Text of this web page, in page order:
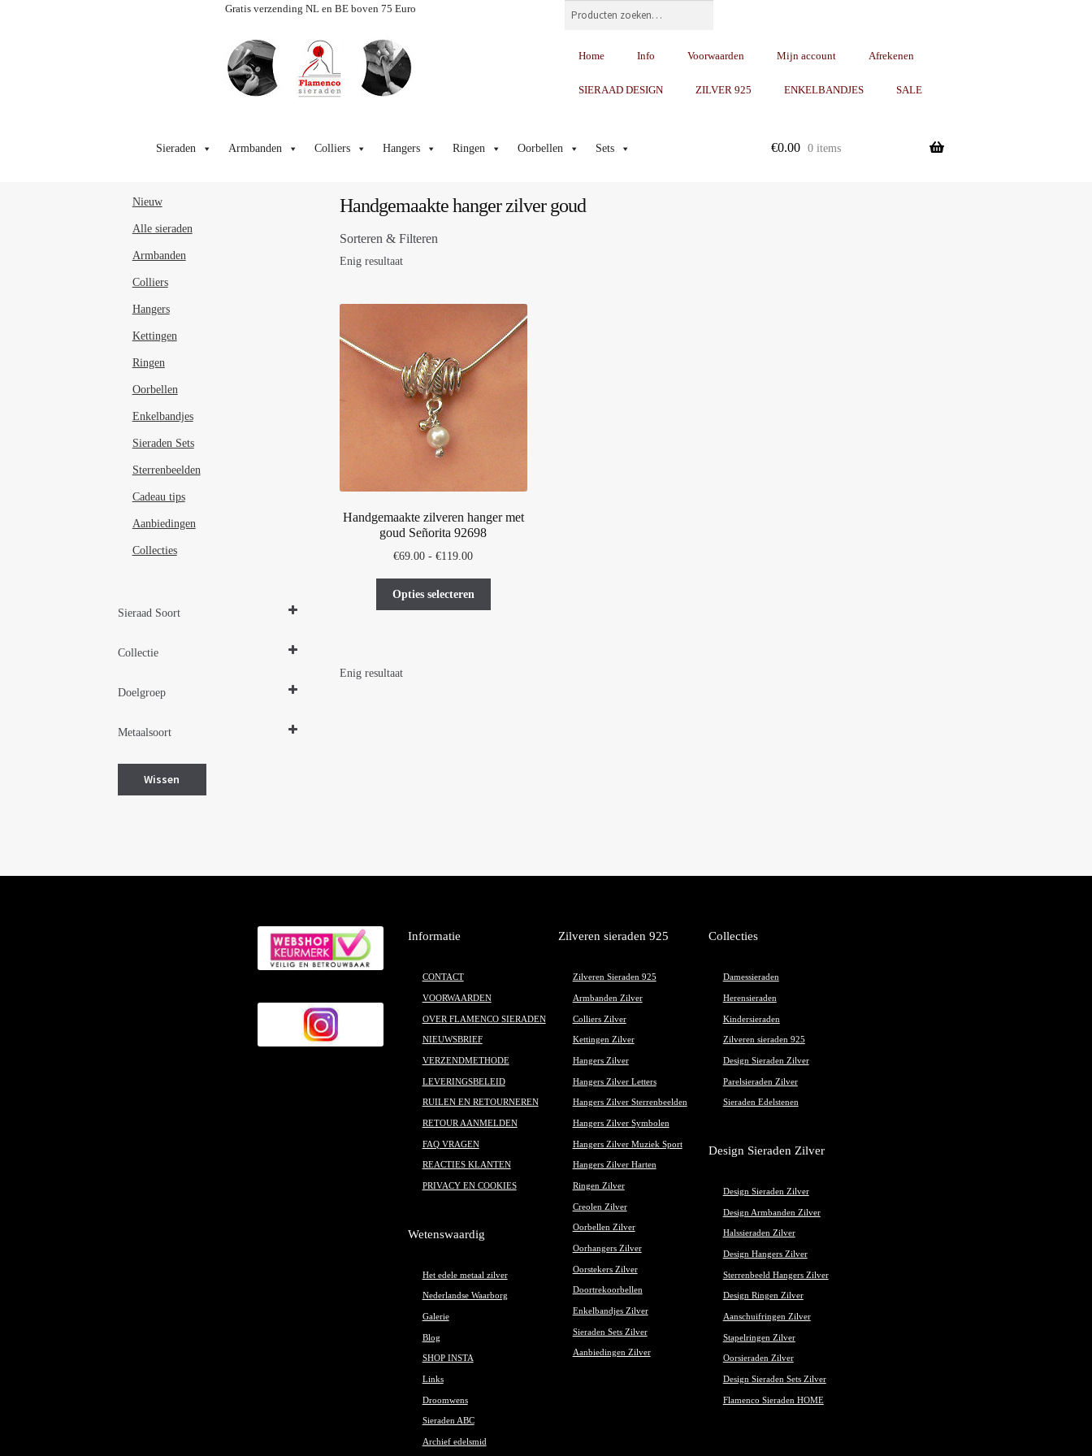
Gratis verzending NL en BE boven 75 Euro Zoeken
Home Info Voorwaarden Mijn account Afrekenen
SIERAAD DESIGN ZILVER 925 ENKELBANDJES SALE
door
naar
Sieraden Armbanden Colliers Hangers Ringen Oorbellen Sets €0.00 0 items
Handgemaakte hanger zilver goud
Sorteren & Filteren
Enig resultaat
Handgemaakte zilveren hanger met
goud Señorita 92698
€69.00 - €119.00Prijsklasse:
tot
€119.00
Opties selecteren
Enig resultaat
Nieuw
Alle sieraden
Armbanden
Colliers
Hangers
Kettingen
Ringen
Oorbellen
Enkelbandjes
Sieraden Sets
Sterrenbeelden
Cadeau tips
Aanbiedingen
Collecties
Sieraad Soort
Collectie
Parelsieraden Zilver
Doelgroep
Metaalsoort
Wissen
Informatie
CONTACT
VOORWAARDEN
OVER FLAMENCO SIERADEN
NIEUWSBRIEF
VERZENDMETHODE
LEVERINGSBELEID
RUILEN EN RETOURNEREN
RETOUR AANMELDEN
FAQ VRAGEN
REACTIES KLANTEN
PRIVACY EN COOKIES
Wetenswaardig
Het edele metaal zilver
Nederlandse Waarborg
Galerie
Blog
SHOP INSTA
Links
Droomwens
Sieraden ABC
Archief edelsmid
Zilveren sieraden 925
Zilveren Sieraden 925
Armbanden Zilver
Colliers Zilver
Kettingen Zilver
Hangers Zilver
Hangers Zilver Letters
Hangers Zilver Sterrenbeelden
Hangers Zilver Symbolen
Hangers Zilver Muziek Sport
Hangers Zilver Harten
Ringen Zilver
Creolen Zilver
Oorbellen Zilver
Oorhangers Zilver
Oorstekers Zilver
Doortrekoorbellen
Enkelbandjes Zilver
Sieraden Sets Zilver
Aanbiedingen Zilver
Collecties
Damessieraden
Herensieraden
Kindersieraden
Zilveren sieraden 925
Design Sieraden Zilver
Parelsieraden Zilver
Sieraden Edelstenen
Design Sieraden Zilver
Design Sieraden Zilver
Design Armbanden Zilver
Halssieraden Zilver
Design Hangers Zilver
Sterrenbeeld Hangers Zilver
Design Ringen Zilver
Aanschuifringen Zilver
Stapelringen Zilver
Oorsieraden Zilver
Design Sieraden Sets Zilver
Flamenco Sieraden HOME